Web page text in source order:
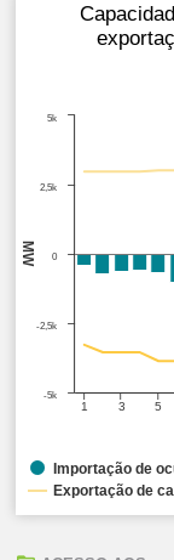
MW
1 3 5
-5k
-2,5k
0
2,5k
5k
Importação de
Exportação de